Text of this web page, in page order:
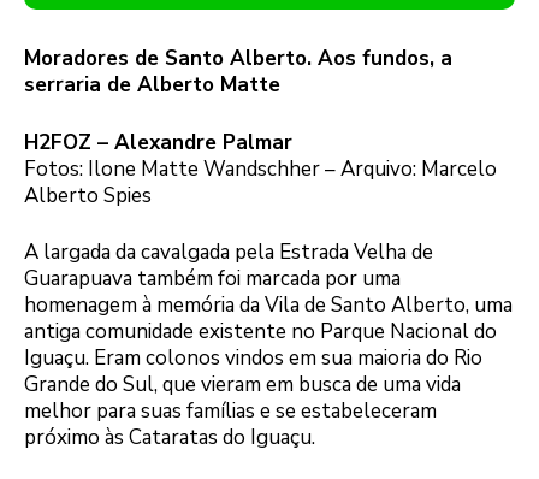
Moradores de Santo Alberto. Aos fundos, a
serraria de Alberto Matte
H2FOZ – Alexandre Palmar
Fotos: Ilone Matte Wandschher – Arquivo: Marcelo
Alberto Spies
A largada da cavalgada pela Estrada Velha de
Guarapuava também foi marcada por uma
homenagem à memória da Vila de Santo Alberto, uma
antiga comunidade existente no Parque Nacional do
Iguaçu. Eram colonos vindos em sua maioria do Rio
Grande do Sul, que vieram em busca de uma vida
melhor para suas famílias e se estabeleceram
próximo às Cataratas do Iguaçu.